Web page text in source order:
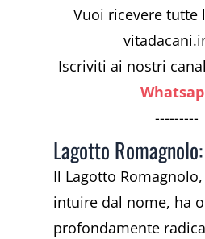
Vuoi ricevere tutte
Iscriviti ai nostri
---------
Lagotto
Il Lagotto
intuire dal nome, ha
profondamente